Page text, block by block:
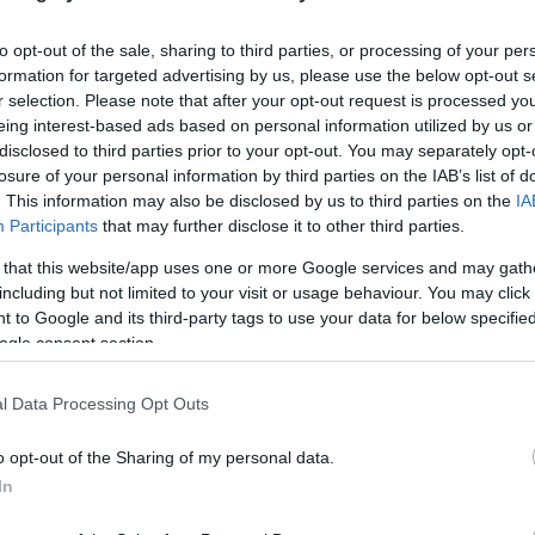
opt-out of the sale, sharing to third parties, or processing of your
for targeted advertising by us, please use the below opt-out
selection. Please note that after your opt-out request is processed
interest-based ads based on personal information utilized by us
to third parties prior to your opt-out. You may separately
of your personal information by third parties on the IAB’s list of
This information may also be disclosed by us to third parties on the
Participants that may further disclose it to other third parties.
that this website/app uses one or more Google services and may
but not limited to your visit or usage behaviour. You may
to Google and its third-party tags to use your data for below
consent section.
Data Processing Opt Outs
opt-out of the Sharing of my personal data.
und sogar Freiheitskämpfen, so zum Beispiel in
in Ungarn ist der 15. März 1848 jedoch so tief in
auf dem Kontinent, außer dem 20. August
Revolution von 1956) ist der 15. März der
Tag ist niemand traurig Warum?
100 Jahre zuvorEs schien, dass sich nie etwas
politische, kulturelle und soziale
beschleunigt Allerdings wurde nur einer
weitergeht